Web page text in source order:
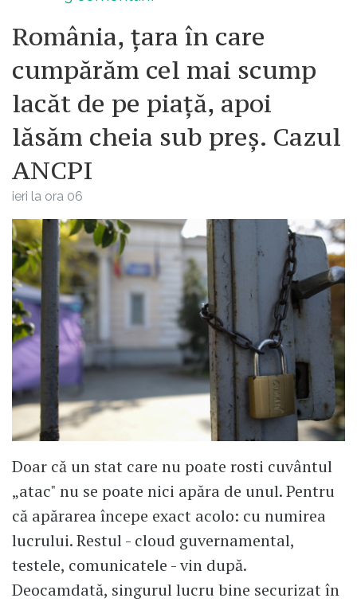
România, țara în care
cumpărăm cel mai scump
lacăt de pe piață, apoi
lăsăm cheia sub preș. Cazul
ANCPI
ieri la ora 06
Doar că un stat care nu poate rosti cuvântul
„atac" nu se poate nici apăra de unul. Pentru
că apărarea începe exact acolo: cu numirea
lucrului. Restul - cloud guvernamental,
testele, comunicatele - vin după.
Deocamdată, singurul lucru bine securizat în